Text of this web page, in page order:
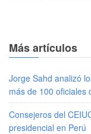
Más artículos
Jorge Sahd analizó
más de 100 oficiales
Consejeros del
presidencial en Perú